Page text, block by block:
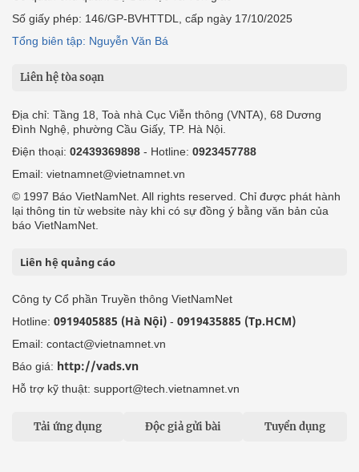
Số giấy phép: 146/GP-BVHTTDL, cấp ngày 17/10/2025
Tổng biên tập: Nguyễn Văn Bá
Liên hệ tòa soạn
Địa chỉ: Tầng 18, Toà nhà Cục Viễn thông (VNTA), 68 Dương
Đình Nghệ, phường Cầu Giấy, TP. Hà Nội.
Điện thoại: 02439369898 - Hotline: 0923457788
Email: vietnamnet@vietnamnet.vn
© 1997 Báo VietNamNet. All rights reserved. Chỉ được phát hành
lại thông tin từ website này khi có sự đồng ý bằng văn bản của
báo VietNamNet.
Liên hệ quảng cáo
Công ty Cổ phần Truyền thông VietNamNet
Hotline: 0919405885 (Hà Nội) - 0919435885 (Tp.HCM)
Email: contact@vietnamnet.vn
Báo giá: http://vads.vn
Hỗ trợ kỹ thuật: support@tech.vietnamnet.vn
Tải ứng dụng Độc giả gửi bài Tuyển dụng